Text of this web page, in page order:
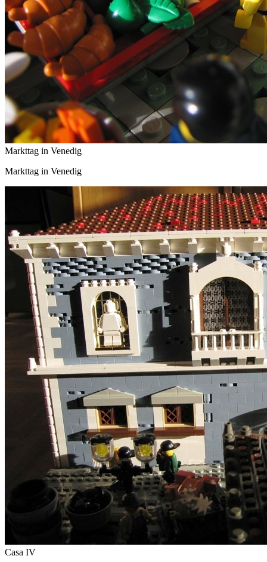
Markttag in Venedig
Markttag in Venedig
Casa IV